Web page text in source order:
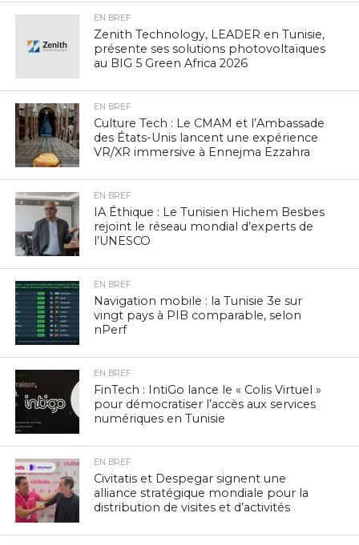
EN BREF
Zenith Technology, LEADER en Tunisie,
présente ses solutions photovoltaïques
au BIG 5 Green Africa 2026
EN BREF
Culture Tech : Le CMAM et l’Ambassade
des États-Unis lancent une expérience
VR/XR immersive à Ennejma Ezzahra
EN BREF
IA Éthique : Le Tunisien Hichem Besbes
rejoint le réseau mondial d’experts de
l’UNESCO
EN BREF
Navigation mobile : la Tunisie 3e sur
vingt pays à PIB comparable, selon
nPerf
EN BREF
FinTech : IntiGo lance le « Colis Virtuel »
pour démocratiser l’accès aux services
numériques en Tunisie
EN BREF
Civitatis et Despegar signent une
alliance stratégique mondiale pour la
distribution de visites et d’activités